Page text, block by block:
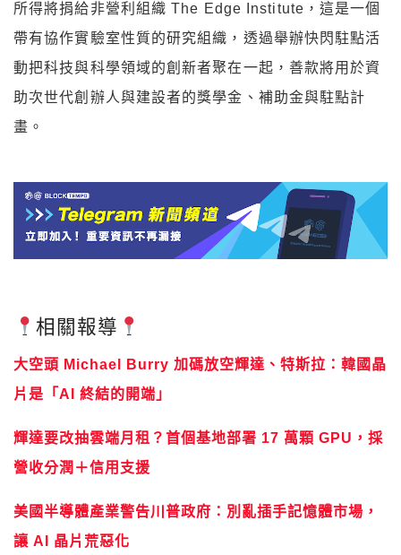
所得將捐給非營利組織 The Edge Institute，這是一個
帶有協作實驗室性質的研究組織，透過舉辦快閃駐點活
動把科技與科學領域的創新者聚在一起，善款將用於資
助次世代創辦人與建設者的獎學金、補助金與駐點計
畫。
相關報導
大空頭 Michael Burry 加碼放空輝達、特斯拉：韓國晶
片是「AI 終結的開端」
輝達要改抽雲端月租？首個基地部署 17 萬顆 GPU，採
營收分潤＋信用支援
美國半導體產業警告川普政府：別亂插手記憶體市場，
讓 AI 晶片荒惡化